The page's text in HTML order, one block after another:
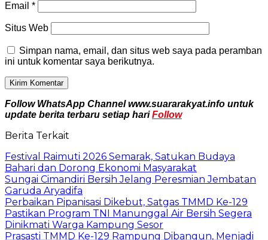
Email *
Situs Web
Simpan nama, email, dan situs web saya pada peramban
ini untuk komentar saya berikutnya.
Follow WhatsApp Channel www.suararakyat.info untuk
update berita terbaru setiap hariFollow
Berita Terkait
Festival Raimuti 2026 Semarak, Satukan Budaya
Bahari dan Dorong Ekonomi Masyarakat
Sungai Cimandiri Bersih Jelang Peresmian Jembatan
Garuda Aryadifa
Perbaikan Pipanisasi Dikebut, Satgas TMMD Ke-129
Pastikan Program TNI Manunggal Air Bersih Segera
Dinikmati Warga Kampung Sesor
Prasasti TMMD Ke-129 Rampung Dibangun, Menjadi